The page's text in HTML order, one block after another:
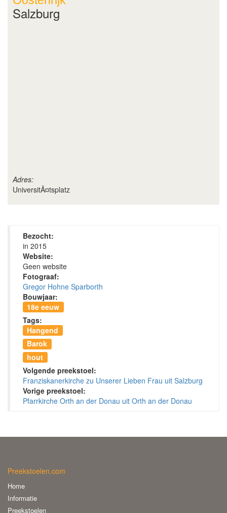
Salzburg
Adres:
UniversitÃ¤tsplatz
Bezocht:
in 2015
Website:
Geen website
Fotograaf:
Gregor Hohne Sparborth
Bouwjaar:
18e eeuw
Tags:
Hangend
Barok
hout
Volgende preekstoel:
Franziskanerkirche zu Unserer Lieben Frau uit Salzburg
Vorige preekstoel:
Pfarrkirche Orth an der Donau uit Orth an der Donau
Preekstoelen.com
Home
Informatie
Preekstoelen